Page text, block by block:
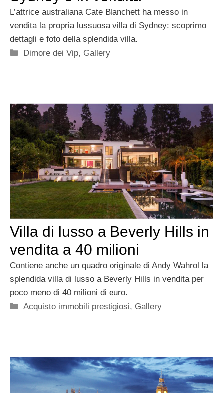
L’attrice australiana Cate Blanchett ha messo in
vendita la propria lussuosa villa di Sydney: scoprimo
dettagli e foto della splendida villa.
Categorie
Dimore dei Vip, Gallery
Villa di lusso a Beverly Hills in
vendita a 40 milioni
Contiene anche un quadro originale di Andy Wahrol la
splendida villa di lusso a Beverly Hills in vendita per
poco meno di 40 milioni di euro.
Categorie
Acquisto immobili prestigiosi, Gallery